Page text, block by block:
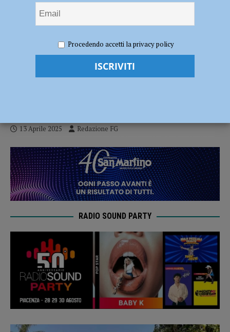
imprenditorialità, il Fol in Fest premia le idee migliori per la montagna
Innovazione e imprenditorialità, il Fol in
13 Aprile 2025 Redazione FG
RADIO SOUND PARTY
Procedendo accetti la privacy policy